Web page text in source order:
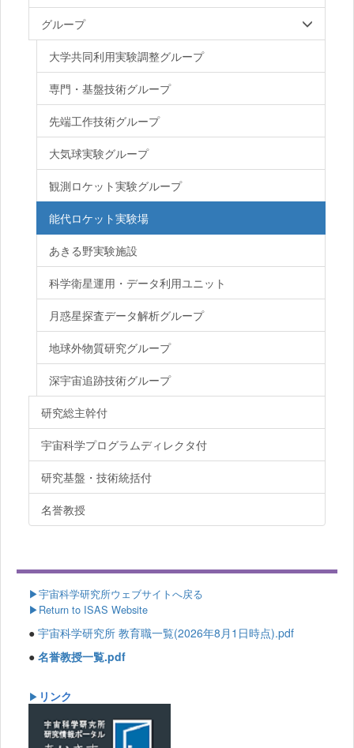
グループ
大学共同利用実験調整グループ
専門・基盤技術グループ
先端工作技術グループ
大気球実験グループ
観測ロケット実験グループ
能代ロケット実験場
あきる野実験施設
科学衛星運用・データ利用ユニット
月惑星探査データ解析グループ
地球外物質研究グループ
深宇宙追跡技術グループ
研究総主幹付
宇宙科学プログラムディレクタ付
研究基盤・技術統括付
名誉教授
▶宇宙科学研究所ウェブサイトへ戻る
▶Return to ISAS Website
● 宇宙科学研究所 教育職一覧(2026年8月1日時点).pdf
● 名誉教授一覧.pdf
▶ リンク